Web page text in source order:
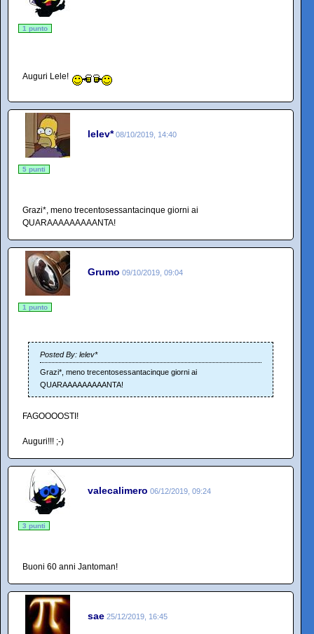
1 punto
Auguri Lele!
lelev* 08/10/2019, 14:40
5 punti
Grazi*, meno trecentosessantacinque giorni ai
QUARAAAAAAAAANTA!
Grumo 09/10/2019, 09:04
1 punto
Posted By: lelev*
Grazi*, meno trecentosessantacinque giorni ai
QUARAAAAAAAAANTA!
FAGOOOOSTI!
Auguri!!! ;-)
valecalimero 06/12/2019, 09:24
3 punti
Buoni 60 anni Jantoman!
sae 25/12/2019, 16:45